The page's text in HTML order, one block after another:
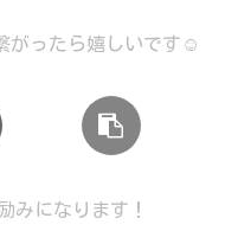
がったら嬉しいです☺️
みになります！